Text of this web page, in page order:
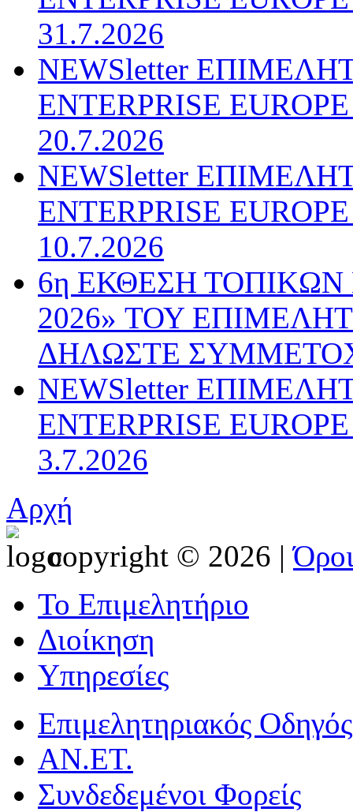
31.7.2026
NEWSletter
ENTERPRISE
20.7.2026
NEWSletter
ENTERPRISE
10.7.2026
6η ΕΚΘΕΣΗ ΤΟΠΙΚΩΝ
2026» ΤΟΥ
ΔΗΛΩΣΤΕ
NEWSletter
ENTERPRISE
3.7.2026
Αρχή
copyright © 2026 |
Το Επιμελητήριο
Διοίκηση
Υπηρεσίες
Επιμελητηριακός Οδηγός
ΑΝ.ΕΤ.
Συνδεδεμένοι Φορείς